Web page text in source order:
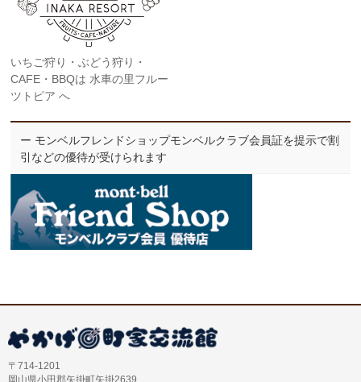
いちご狩り・ぶどう狩り・
CAFE・BBQは 水車の里フルー
ツトピア へ
ー モンベルフレンドショップモンベルクラブ会員証を提示で割
引などの優待が受けられます
〒714-1201